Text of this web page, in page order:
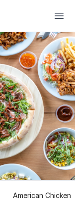
American Chicken